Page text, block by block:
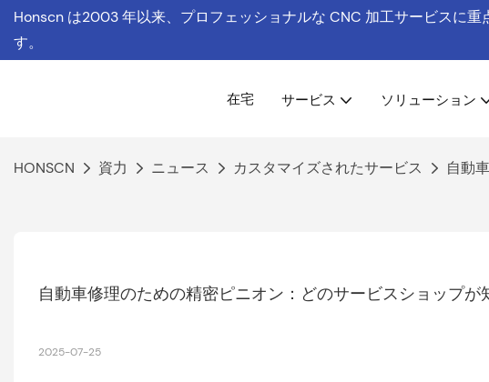
Honscn は2003 年以来、プロフェッショナルな CNC 加工サービスに重
す。
在宅 サービス ソリューション
HONSCN 資力 ニュース カスタマイズされたサービス 自動
自動車修理のための精密ピニオン：どのサービスショップが
2025-07-25